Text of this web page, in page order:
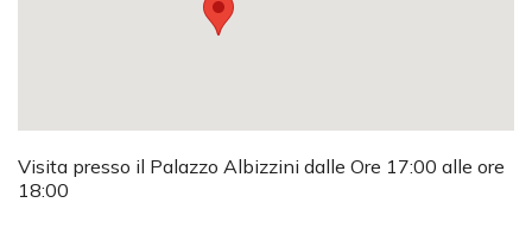
Visita presso il Palazzo Albizzini dalle Ore 17:00 alle ore
18:00